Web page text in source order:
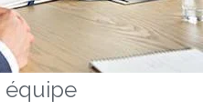
équipe